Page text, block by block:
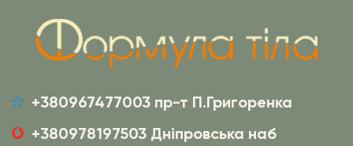
+380967477003 пр-т П.Григоренка
+380978197503 Дніпровська наб